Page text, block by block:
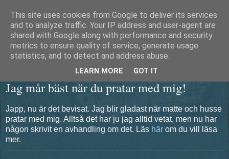
Äventyrshunden Diesel
Jag mår bäst när du pratar med mig!
Japp, nu är det bevisat. Jag blir gladast när matte och husse
pratar med mig. Alltså det har ju jag alltid vetat, men nu har
någon skrivit en avhandling om det. Läs här om du vill läsa
mer.
This site uses cookies from Google to deliver its services
and to analyze traffic. Your IP address and user-agent are
shared with Google along with performance and security
metrics to ensure quality of service, generate usage
statistics, and to detect and address abuse.
LEARN MORE GOT IT